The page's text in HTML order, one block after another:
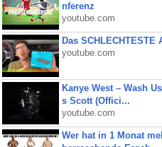
nferenz
youtube.com
Das
youtube.com
Kanye West – Wash
s Scott (Offici...
youtube.com
Wer hat in 1 Monat